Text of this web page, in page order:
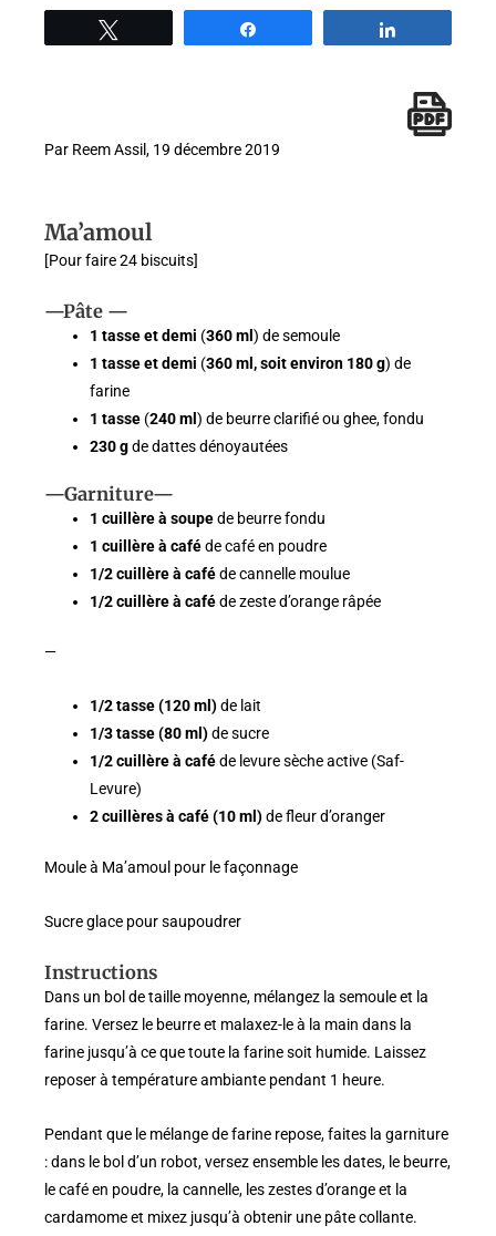
Par Reem Assil, 19 décembre 2019
Ma’amoul
[Pour faire 24 biscuits]
—Pâte —
1 tasse et demi (360 ml) de semoule
1 tasse et demi (360 ml, soit environ 180 g) de
farine
1 tasse (240 ml) de beurre clarifié ou ghee, fondu
230 gde dattes dénoyautées
—Garniture—
1 cuillère à soupede beurre fondu
1 cuillère à caféde café en poudre
1/2 cuillère à caféde cannelle moulue
1/2 cuillère à caféde zeste d’orange râpée
—
1/2 tasse (120 ml)de lait
1/3 tasse (80 ml)de sucre
1/2 cuillère à caféde levure sèche active (Saf-
Levure)
2 cuillères à café (10 ml)de fleur d’oranger
Moule à Ma’amoul pour le façonnage
Sucre glace pour saupoudrer
Instructions
Dans un bol de taille moyenne, mélangez la semoule et la
farine. Versez le beurre et malaxez-le à la main dans la
farine jusqu’à ce que toute la farine soit humide. Laissez
reposer à température ambiante pendant 1 heure.
Pendant que le mélange de farine repose, faites la garniture
: dans le bol d’un robot, versez ensemble les dates, le beurre,
le café en poudre, la cannelle, les zestes d’orange et la
cardamome et mixez jusqu’à obtenir une pâte collante.